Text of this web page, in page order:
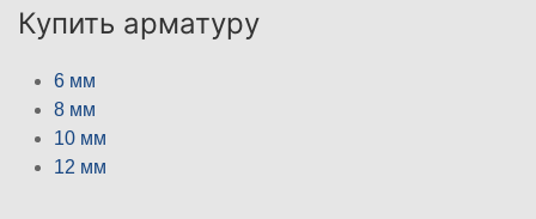
Купить арматуру
6 мм
8 мм
10 мм
12 мм